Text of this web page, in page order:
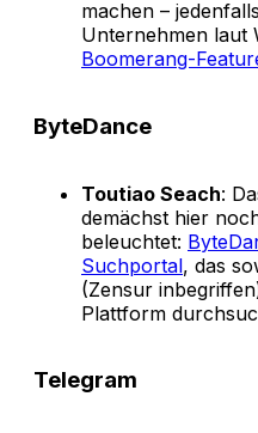
machen –
Unternehmen laut
Boomerang-
ByteDance
Toutiao Seach:
demächst hier
beleuchtet:
Suchportal, das
(Zensur
Plattform
Telegram